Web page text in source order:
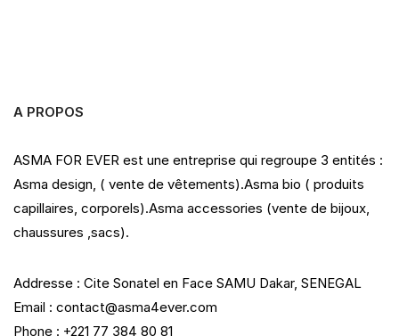
A PROPOS
ASMA FOR EVER est une entreprise qui regroupe 3 entités :
Asma design, ( vente de vêtements).Asma bio ( produits
capillaires, corporels).Asma accessories (vente de bijoux,
chaussures ,sacs).
Addresse : Cite Sonatel en Face SAMU Dakar, SENEGAL
Email : contact@asma4ever.com
Phone : +221 77 384 80 81